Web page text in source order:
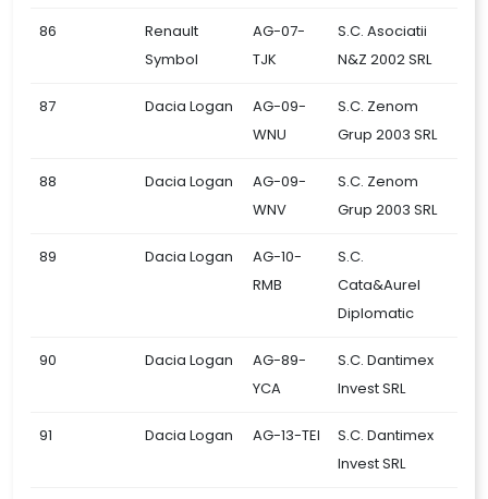
86
Renault
Symbol
AG-07-
TJK
S.C. Asociatii
N&Z 2002 SRL
87 Dacia Logan
AG-09-
WNU
S.C. Zenom
Grup 2003 SRL
88 Dacia Logan
AG-09-
WNV
S.C. Zenom
Grup 2003 SRL
89 Dacia Logan
AG-10-
RMB
S.C.
Cata&Aurel
Diplomatic
90 Dacia Logan
AG-89-
YCA
S.C. Dantimex
Invest SRL
91 Dacia Logan AG-13-TEI
S.C. Dantimex
Invest SRL